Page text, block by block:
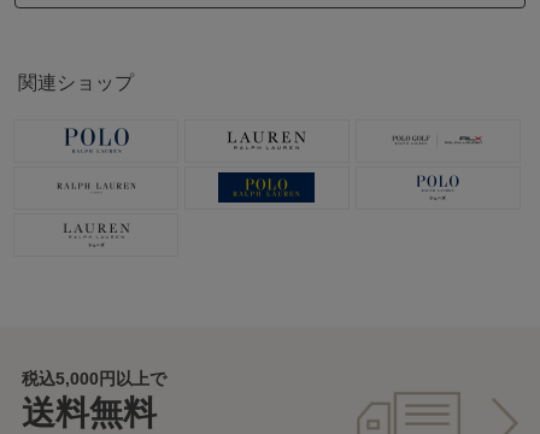
関連ショップ
税込5,000円以上で
送料無料